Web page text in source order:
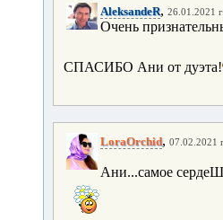
AleksandeR, 26.01.2021
Очень
СПАСИБО Ани от дуэта!
LoraOrchid, 07.02.2021
Ани...самое